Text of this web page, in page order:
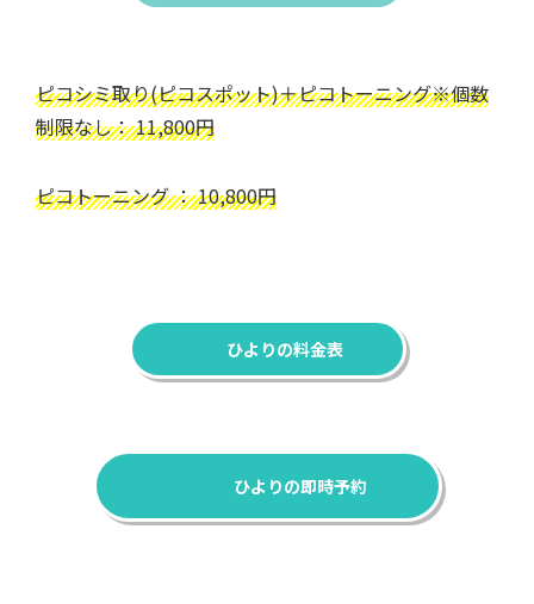
ピコシミ取り(ピコスポット)＋ピコトーニング※個数
制限なし： 11,800円
ピコトーニング ： 10,800円
ひよりの料金表
ひよりの即時予約